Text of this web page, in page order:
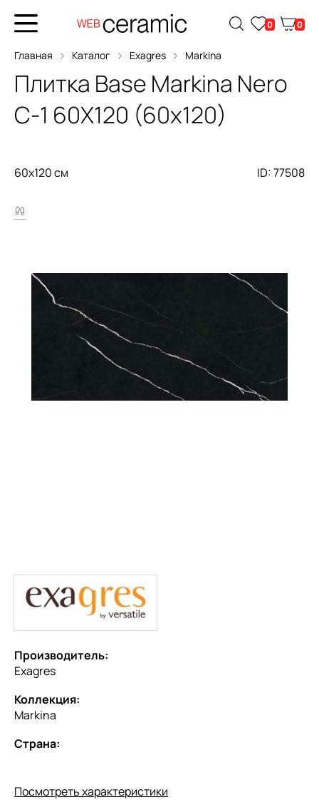
0 0
Главная Каталог Exagres Markina
Плитка Base Markina Nero
C-1 60X120 (60x120)
60x120 см ID: 77508
Производитель:
Exagres
Коллекция:
Markina
Страна:
Посмотреть характеристики